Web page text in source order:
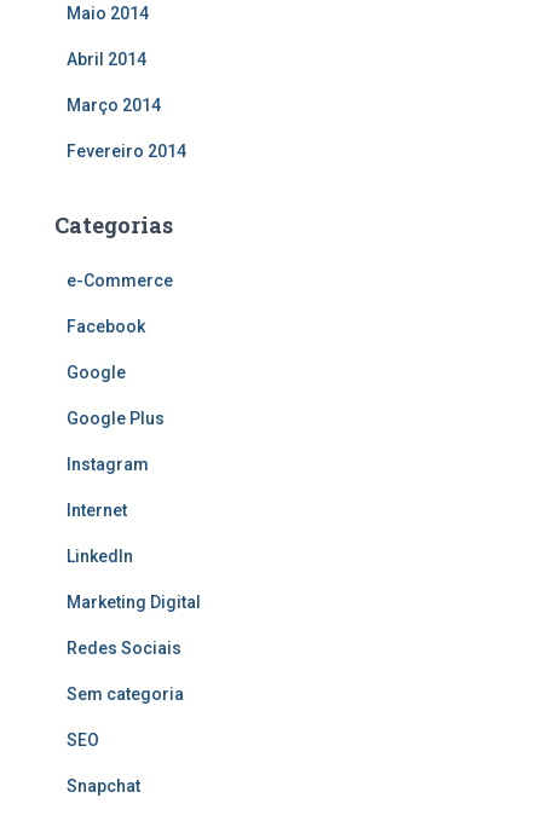
Maio 2014
Abril 2014
Março 2014
Fevereiro 2014
Categorias
e-Commerce
Facebook
Google
Google Plus
Instagram
Internet
LinkedIn
Marketing Digital
Redes Sociais
Sem categoria
SEO
Snapchat